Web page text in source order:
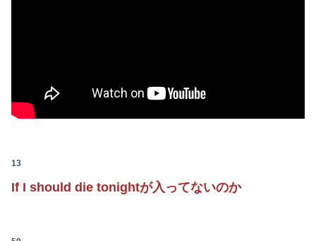
13
If I should die tonightが入ってないのか